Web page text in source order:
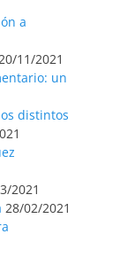
a
20/11/2021
un
distintos
2021
28/02/2021